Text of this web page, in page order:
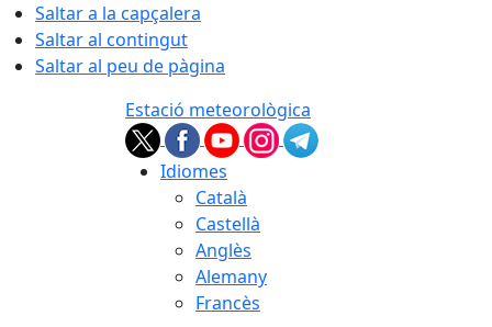
Saltar a la capçalera
Saltar al contingut
Saltar al peu de pàgina
Estació meteorològica
Idiomes
Català
Castellà
Anglès
Alemany
Francès